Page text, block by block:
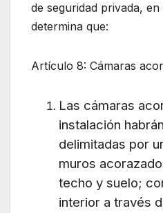
de seguridad privada,
determina que:
Artículo 8: Cámaras
Las cámaras
instalación
delimitadas por
muros
techo y suelo;
interior a través